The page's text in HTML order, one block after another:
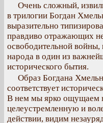
Очень сложный,
в трилогии Богдан
выразительно
правдиво отражающих
освободительной войны,
народа в один из
исторического бытия.
Образ Богдана
соответствует
В нем мы ярко ощущаем
целеустремленную и
действии, видим